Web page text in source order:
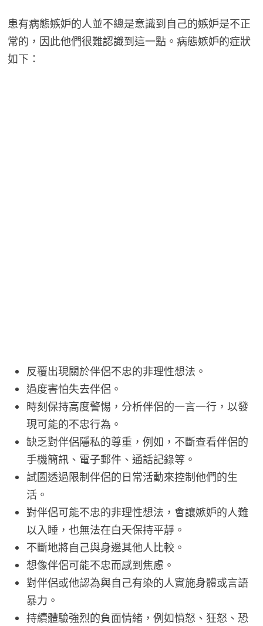
患有病態嫉妒的人並不總是意識到自己的嫉妒是不正
常的，因此他們很難認識到這一點。病態嫉妒的症狀
如下：
反覆出現關於伴侶不忠的非理性想法。
過度害怕失去伴侶。
時刻保持高度警惕，分析伴侶的一言一行，以發
現可能的不忠行為。
缺乏對伴侶隱私的尊重，例如，不斷查看伴侶的
手機簡訊、電子郵件、通話記錄等。
試圖透過限制伴侶的日常活動來控制他們的生
活。
對伴侶可能不忠的非理性想法，會讓嫉妒的人難
以入睡，也無法在白天保持平靜。
不斷地將自己與身邊其他人比較。
想像伴侶可能不忠而感到焦慮。
對伴侶或他認為與自己有染的人實施身體或言語
暴力。
持續體驗強烈的負面情緒，例如憤怒、狂怒、恐